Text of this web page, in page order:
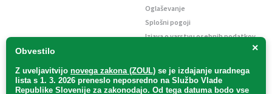
×
Obvestilo
Z uveljavitvijo novega zakona (ZOUL) se je izdajanje uradnega
lista s 1. 3. 2026 preneslo neposredno na Službo Vlade
Republike Slovenije za zakonodajo. Od tega datuma bodo vse
Oglaševanje
Splošni pogoji
Izjava o varstvu osebnih podatkov